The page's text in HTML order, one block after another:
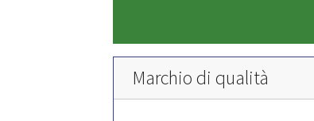
Marchio di qualità